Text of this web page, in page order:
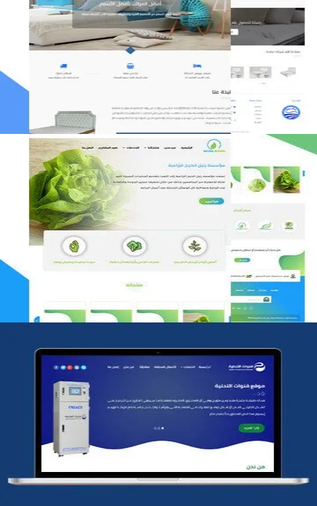
مصنع المراتب الخليجية
مؤسسة رتيل الخرج الزراعية
التفاصيل
شركة قنوات التحليه
التفاصيل